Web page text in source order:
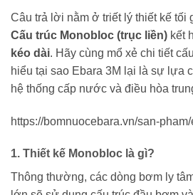
Câu trả lời nằm ở triết lý thiết kế tối
Cấu trúc Monobloc (trục liền) kết
kéo dài. Hãy cùng mổ xẻ chi tiết
hiểu tại sao Ebara 3M lại là sự lựa
hệ thống cấp nước và điều hòa
https://bomnuocebara.vn/san-
1. Thiết kế Monobloc là gì?
Thông thường, các dòng bơm ly